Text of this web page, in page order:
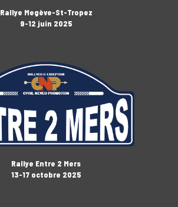
Rallye Megève-St-Tropez
9-12 juin 2025
Rallye Entre 2 Mers
13-17 octobre 2025